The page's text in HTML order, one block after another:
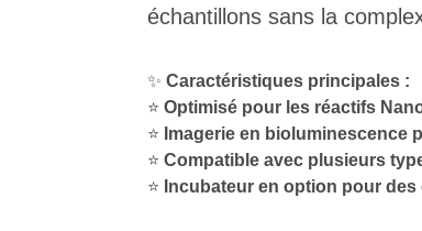
échantillons sans la
✨Caractéristiques principales :
⭐Optimisé pour les réactifs
⭐ Imagerie en bioluminescence
⭐Compatible avec plusieurs
⭐ Incubateur en option pour